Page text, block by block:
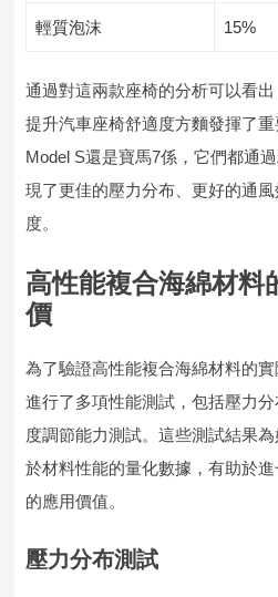
輕質泡沫 15%
通過對這兩款座椅的分析可以看
提升汽車座椅舒適度方麵發揮了
Model S還是寶馬7係，它們都通
現了更佳的壓力分布、更好的通
度。
高性能複合海綿材料
價
為了驗證高性能複合海綿材料的
進行了多項性能測試，包括壓力
度調節能力測試。這些測試結果
於材料性能的量化數據，有助於
的應用價值。
壓力分布測試